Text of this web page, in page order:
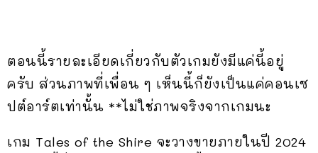
ตอนนี้รายละเอียดเกี่ยวกับตัวเกมยังมีแค่นี้อยู่
ครับ ส่วนภาพที่เพื่อน ๆ เห็นนี้ก็ยังเป็นแค่คอนเซ
ปต์อาร์ตเท่านั้น **ไม่ใช่ภาพจริงจากเกมนะ
เกม Tales of the Shire จะวางขายภายในปี 2024